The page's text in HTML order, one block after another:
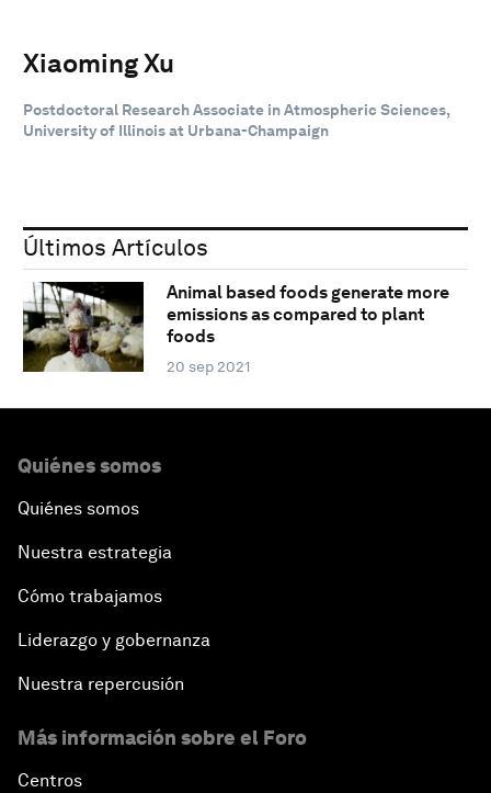
Xiaoming Xu
Postdoctoral Research Associate in Atmospheric Sciences,
University of Illinois at Urbana-Champaign
Últimos Artículos
Animal based foods generate more
emissions as compared to plant
foods
20 sep 2021
Quiénes somos
Quiénes somos
Nuestra estrategia
Cómo trabajamos
Liderazgo y gobernanza
Nuestra repercusión
Más información sobre el Foro
Centros